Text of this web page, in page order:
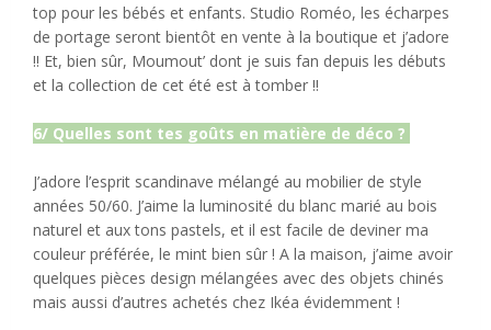
top pour les bébés et enfants. Studio Roméo, les écharpes
de portage seront bientôt en vente à la boutique et j’adore
!! Et, bien sûr, Moumout’ dont je suis fan depuis les débuts
et la collection de cet été est à tomber !!
6/ Quelles sont tes goûts en matière de déco ?
J’adore l’esprit scandinave mélangé au mobilier de style
années 50/60. J’aime la luminosité du blanc marié au bois
naturel et aux tons pastels, et il est facile de deviner ma
couleur préférée, le mint bien sûr ! A la maison, j’aime avoir
quelques pièces design mélangées avec des objets chinés
mais aussi d’autres achetés chez Ikéa évidemment !